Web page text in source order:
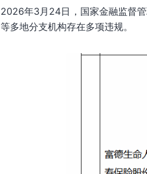
2026年3月24日，国家金融监督
等多地分支机构存在多项违规。